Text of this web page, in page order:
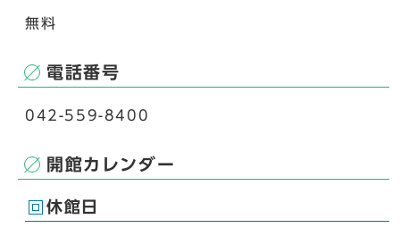
無料
電話番号
042-559-8400
開館カレンダー
休館日